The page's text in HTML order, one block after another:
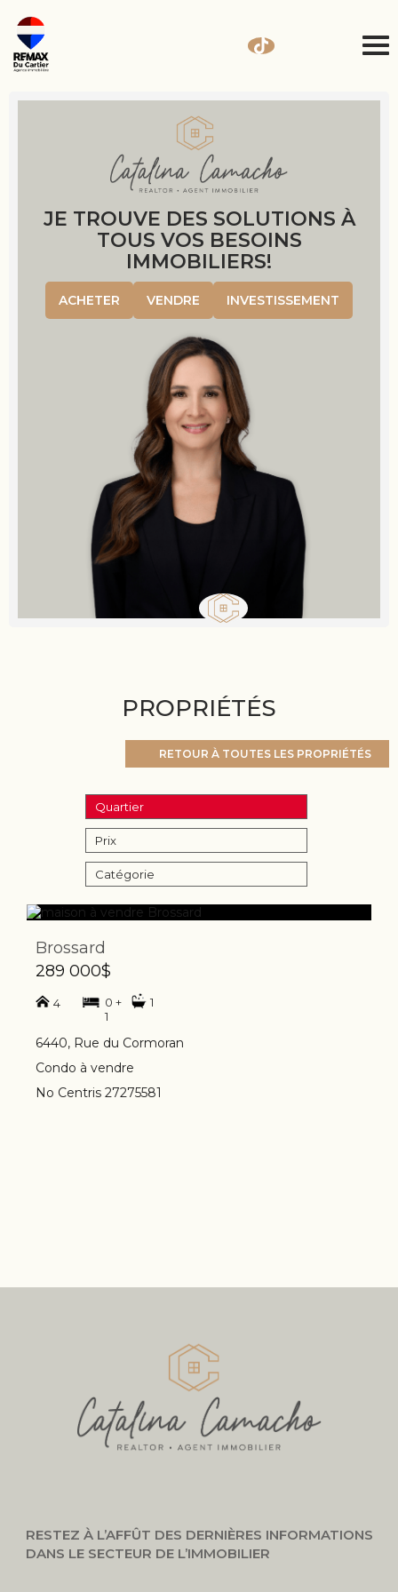
JE TROUVE DES SOLUTIONS À
TOUS VOS BESOINS
IMMOBILIERS!
ACHETER VENDRE INVESTISSEMENT
PROPRIÉTÉS
RETOUR À TOUTES LES PROPRIÉTÉS
Quartier
Prix
Catégorie
Brossard
289 000$
4
0 +
1
1
6440, Rue du Cormoran
Condo à vendre
No Centris 27275581
RESTEZ À L’AFFÛT DES DERNIÈRES INFORMATIONS
DANS LE SECTEUR DE L’IMMOBILIER